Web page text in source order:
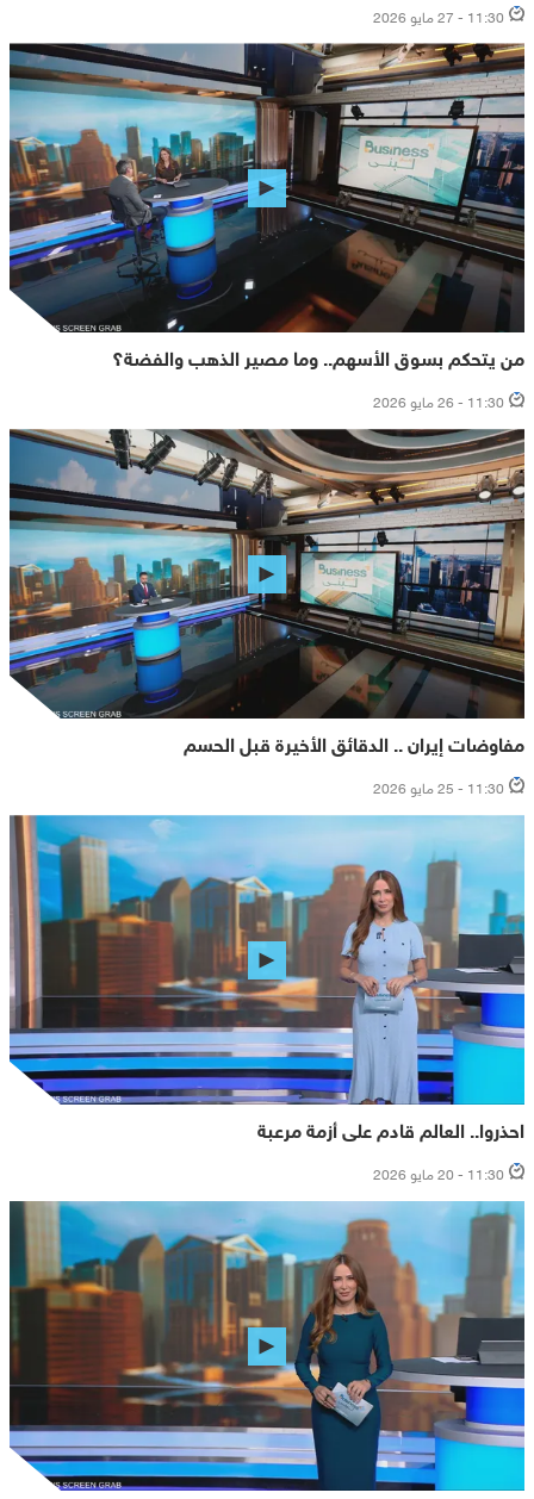
11:30 - 27 مايو 2026
من يتحكم بسوق الأسهم.. وما مصير الذهب والفضة؟
11:30 - 26 مايو 2026
مفاوضات إيران .. الدقائق الأخيرة قبل الحسم
11:30 - 25 مايو 2026
احذروا.. العالم قادم على أزمة مرعبة
11:30 - 20 مايو 2026